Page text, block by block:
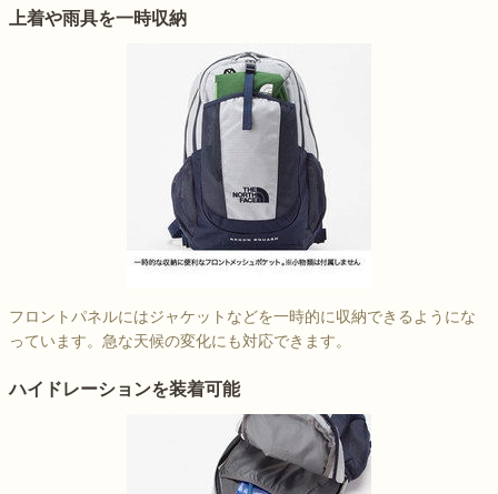
上着や雨具を一時収納
フロントパネルにはジャケットなどを一時的に収納できるようにな
っています。急な天候の変化にも対応できます。
ハイドレーションを装着可能